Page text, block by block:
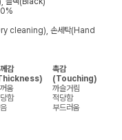
cleaning), 손세탁(Hand
감
촉감
(Touching)
움
까슬거림
함
적당함
부드러움